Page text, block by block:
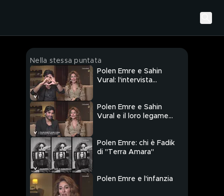
Nella stessa puntata
Polen Emre e Sahin
Vural: l'intervista
Polen Emre e Sahin
Vural e il loro legame
Polen Emre: chi è Fadik
di "Terra Amara"
Polen Emre e l'infanzia